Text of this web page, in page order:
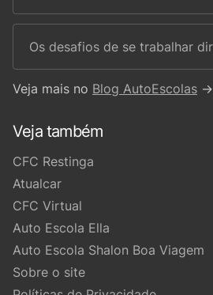
Os desafios de se trabalhar
Veja mais no Blog AutoEscolas →
Veja também
CFC Restinga
Atualcar
CFC Virtual
Auto Escola Ella
Auto Escola Shalon Boa Viagem
Sobre o site